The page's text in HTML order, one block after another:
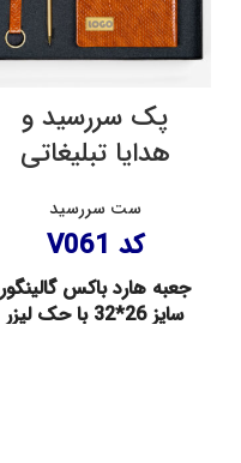
پک سررسید و
هدایا تبلیغاتی
ست سررسید
کد V061
جعبه هارد باکس گالینگور
سایز 26*32 با حک لیزر